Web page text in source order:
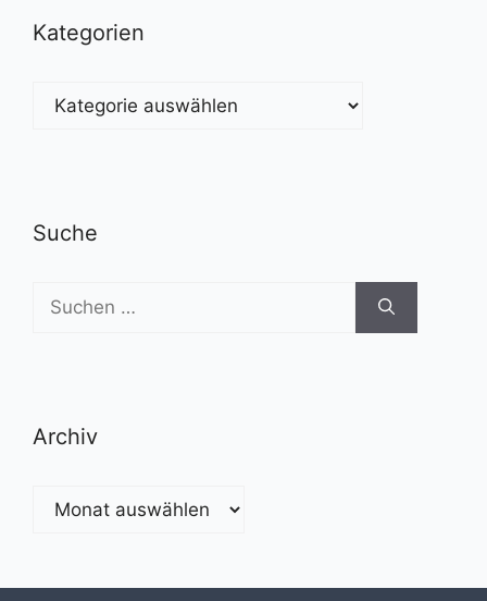
Kategorien
Kategorien
Suche
Suchen
nach:
Archiv
Archiv